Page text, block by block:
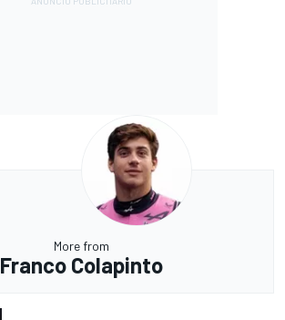
More from
Franco Colapinto